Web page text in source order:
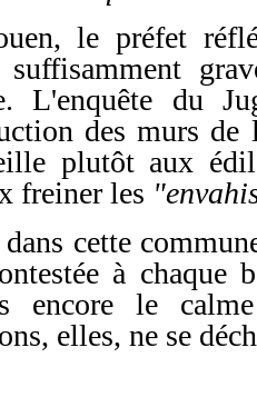
le préfet
suffisamment
L'enquête du
des murs
plutôt aux
freiner les
cette
à chaque
encore le
elles, ne se